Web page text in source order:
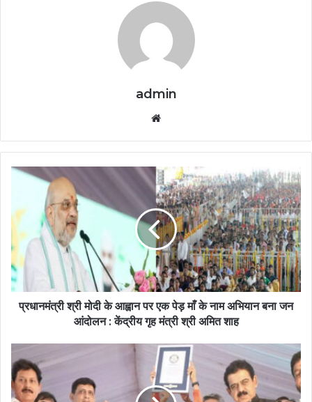
admin
प्रधानमंत्री श्री मोदी के आह्वान पर एक पेड़ माँ के नाम अभियान बना जन
आंदोलन : केंद्रीय गृह मंत्री श्री अमित शाह